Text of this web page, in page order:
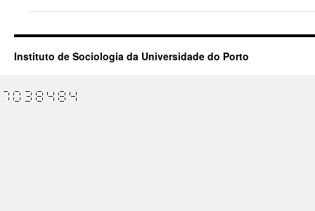
Instituto de Sociologia da Universidade do Porto